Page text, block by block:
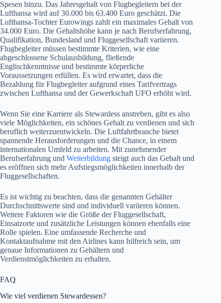
Spesen hinzu. Das Jahresgehalt von Flugbegleitern bei der
Lufthansa wird auf 30.000 bis 63.400 Euro geschätzt. Die
Lufthansa-Tochter Eurowings zahlt ein maximales Gehalt von
34.000 Euro. Die Gehaltshöhe kann je nach Berufserfahrung,
Qualifikation, Bundesland und Fluggesellschaft variieren.
Flugbegleiter müssen bestimmte Kriterien, wie eine
abgeschlossene Schulausbildung, fließende
Englischkenntnisse und bestimmte körperliche
Voraussetzungen erfüllen. Es wird erwartet, dass die
Bezahlung für Flugbegleiter aufgrund eines Tarifvertrags
zwischen Lufthansa und der Gewerkschaft UFO erhöht wird.
Wenn Sie eine Karriere als Stewardess anstreben, gibt es also
viele Möglichkeiten, ein schönes Gehalt zu verdienen und sich
beruflich weiterzuentwickeln. Die Luftfahrtbranche bietet
spannende Herausforderungen und die Chance, in einem
internationalen Umfeld zu arbeiten. Mit zunehmender
Berufserfahrung und Weiterbildung steigt auch das Gehalt und
es eröffnen sich mehr Aufstiegsmöglichkeiten innerhalb der
Fluggesellschaften.
Es ist wichtig zu beachten, dass die genannten Gehälter
Durchschnittswerte sind und individuell variieren können.
Weitere Faktoren wie die Größe der Fluggesellschaft,
Einsatzorte und zusätzliche Leistungen können ebenfalls eine
Rolle spielen. Eine umfassende Recherche und
Kontaktaufnahme mit den Airlines kann hilfreich sein, um
genaue Informationen zu Gehältern und
Verdienstmöglichkeiten zu erhalten.
FAQ
Wie viel verdienen Stewardessen?